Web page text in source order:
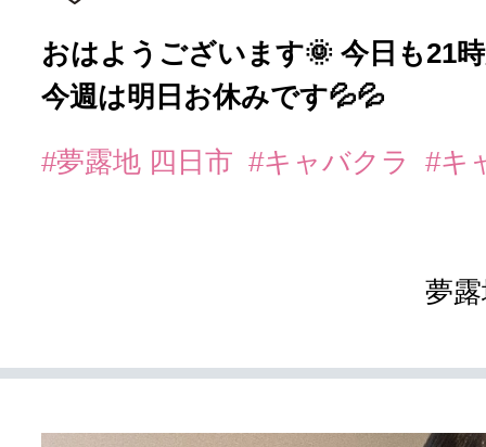
おはようございます🌞 今日も21
今週は明日お休みです💦💦
#夢露地 四日市 #キャバクラ #キ
夢